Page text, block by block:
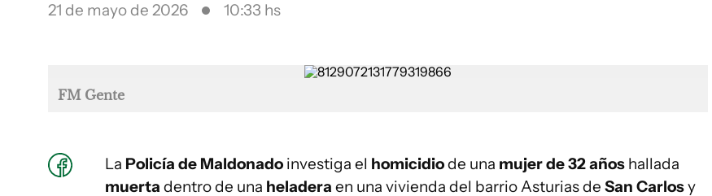
21 de mayo de 2026 10:33 hs
FM Gente
La Policía de Maldonado investiga el homicidiode una mujer de 32 años hallada
muerta dentro de una heladera en una vivienda del barrio Asturias de San Carlosy